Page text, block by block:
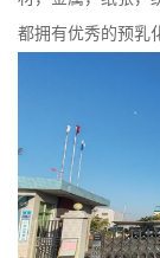
都拥有优秀的预乳